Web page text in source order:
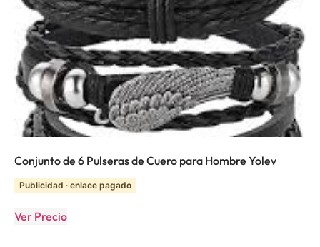
Conjunto de 6 Pulseras de Cuero para Hombre Yolev
Publicidad · enlace pagado
Ver Precio